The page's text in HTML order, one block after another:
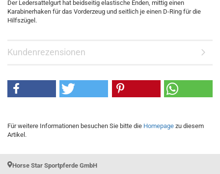
Der Ledersattelgurt hat beidseitig elastische Enden, mittig einen
Karabinerhaken für das Vorderzeug und seitlich je einen D-Ring für die
Hilfszügel.
Kundenrezensionen
Für weitere Informationen besuchen Sie bitte die Homepage zu diesem
Artikel.
Horse Star Sportpferde GmbH